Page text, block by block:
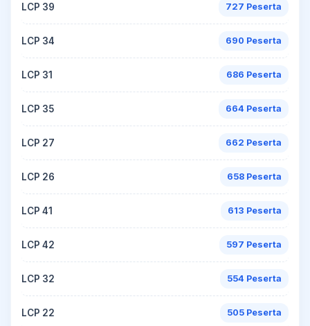
LCP 39 727 Peserta
LCP 34 690 Peserta
LCP 31 686 Peserta
LCP 35 664 Peserta
LCP 27 662 Peserta
LCP 26 658 Peserta
LCP 41 613 Peserta
LCP 42 597 Peserta
LCP 32 554 Peserta
LCP 22 505 Peserta